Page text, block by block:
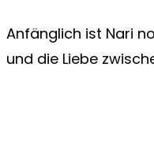
Anfänglich ist Nari
und die Liebe